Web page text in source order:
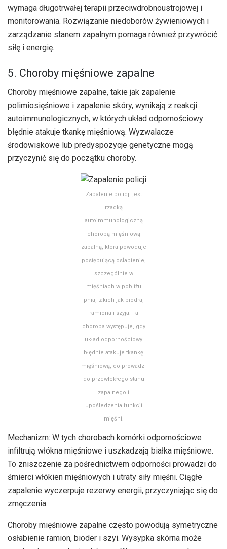
wymaga długotrwałej terapii przeciwdrobnoustrojowej i
monitorowania. Rozwiązanie niedoborów żywieniowych i
zarządzanie stanem zapalnym pomaga również przywrócić
siłę i energię.
5. Choroby mięśniowe zapalne
Choroby mięśniowe zapalne, takie jak zapalenie
polimiosięśniowe i zapalenie skóry, wynikają z reakcji
autoimmunologicznych, w których układ odpornościowy
błędnie atakuje tkankę mięśniową. Wyzwalacze
środowiskowe lub predyspozycje genetyczne mogą
przyczynić się do początku choroby.
Zapalenie policji jest
rzadką
autoimmunologiczną
chorobą mięśniową
zapalną, która powoduje
postępującą osłabienie,
szczególnie w
mięśniach w pobliżu
pnia, takich jak biodra,
ramiona i szyja. Ta
choroba występuje, gdy
układ odpornościowy
błędnie atakuje tkankę
mięśniową, co prowadzi
do przewlekłego stanu
zapalnego i
upośledzenia funkcji
mięśni.
Mechanizm: W tych chorobach komórki odpornościowe
infiltrują włókna mięśniowe i uszkadzają białka mięśniowe.
To zniszczenie za pośrednictwem odporności prowadzi do
śmierci włókien mięśniowych i utraty siły mięśni. Ciągłe
zapalenie wyczerpuje rezerwy energii, przyczyniając się do
zmęczenia.
Choroby mięśniowe zapalne często powodują symetryczne
osłabienie ramion, bioder i szyi. Wysypka skórna może